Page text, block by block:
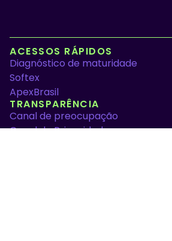
ACESSOS RÁPIDOS
Diagnóstico de maturidade
Softex
ApexBrasil
TRANSPARÊNCIA
Canal de preocupação
Canal de Privacidade